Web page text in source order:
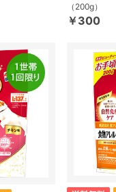
（200g）
￥300